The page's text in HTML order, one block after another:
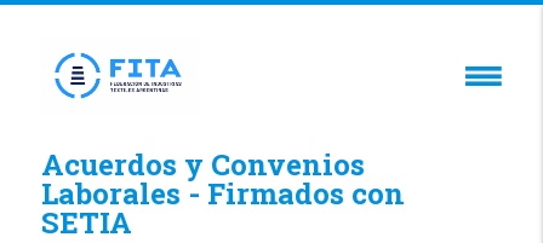
Acuerdos y Convenios
Laborales - Firmados con
SETIA